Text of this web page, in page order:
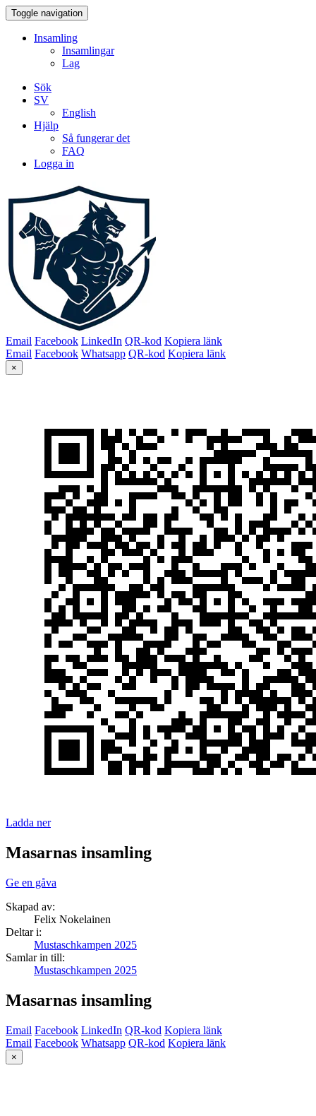
Toggle navigation
Insamling
Insamlingar
Lag
Sök
SV
English
Hjälp
Så fungerar det
FAQ
Logga in
Email Facebook LinkedIn QR-kod Kopiera länk
Email Facebook Whatsapp QR-kod Kopiera länk
×
Ladda ner
Masarnas insamling
Ge en gåva
Skapad av:
Felix Nokelainen
Deltar i:
Mustaschkampen 2025
Samlar in till:
Mustaschkampen 2025
Masarnas insamling
Email Facebook LinkedIn QR-kod Kopiera länk
Email Facebook Whatsapp QR-kod Kopiera länk
×